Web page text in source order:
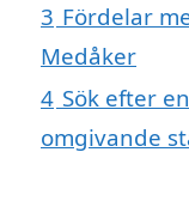
3 Fördelar
Medåker
4 Sök efter
omgivande